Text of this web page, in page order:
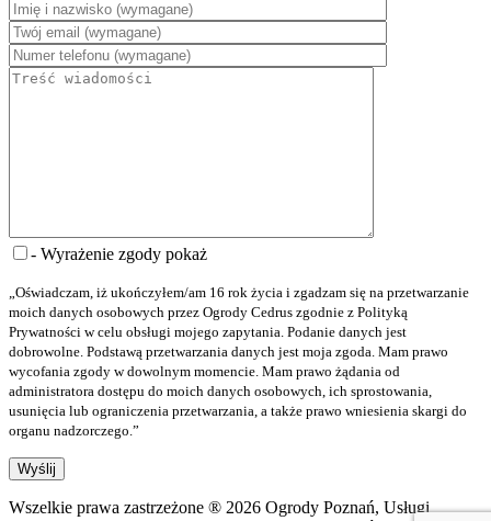
- Wyrażenie zgody pokaż
„Oświadczam, iż ukończyłem/am 16 rok życia i zgadzam się na przetwarzanie
moich danych osobowych przez Ogrody Cedrus zgodnie z Polityką
Prywatności w celu obsługi mojego zapytania. Podanie danych jest
dobrowolne. Podstawą przetwarzania danych jest moja zgoda. Mam prawo
wycofania zgody w dowolnym momencie. Mam prawo żądania od
administratora dostępu do moich danych osobowych, ich sprostowania,
usunięcia lub ograniczenia przetwarzania, a także prawo wniesienia skargi do
organu nadzorczego.”
Wszelkie prawa zastrzeżone ® 2026 Ogrody Poznań, Usługi